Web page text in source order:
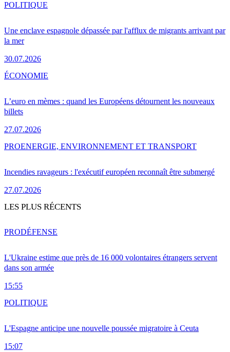
Une enclave espagnole dépassée par l'afflux de migrants arrivant par
la mer
30.07.2026
POLITIQUE
L’euro en mèmes : quand les Européens détournent les nouveaux
billets
27.07.2026
ÉCONOMIE
Incendies ravageurs : l'exécutif européen reconnaît être submergé
27.07.2026
PROENERGIE, ENVIRONNEMENT ET TRANSPORT
LES PLUS RÉCENTS
L'Ukraine estime que près de 16 000 volontaires étrangers servent
dans son armée
15:55
PRODÉFENSE
L'Espagne anticipe une nouvelle poussée migratoire à Ceuta
15:07
POLITIQUE